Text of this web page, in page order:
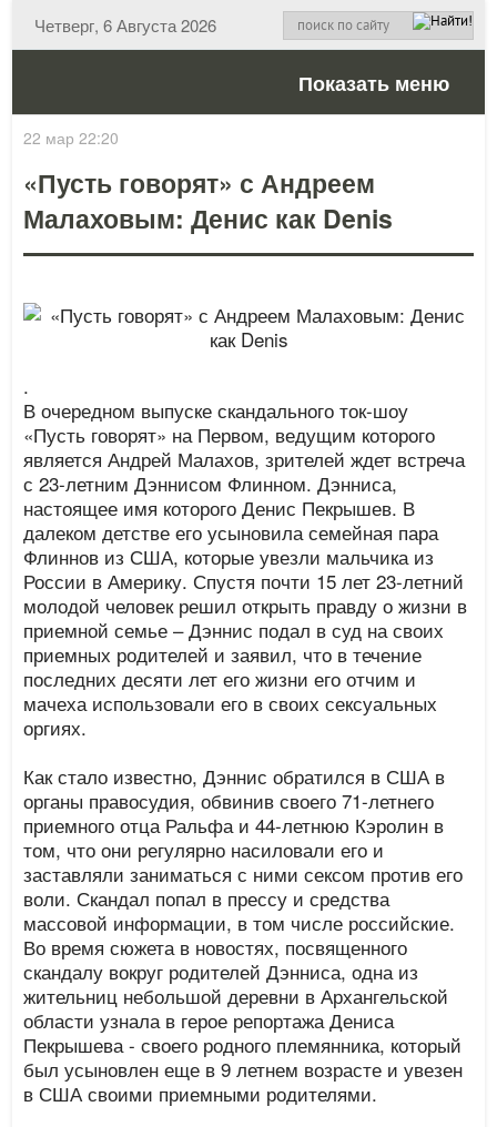
Четверг, 6 Августа 2026
Показать меню
22 мар 22:20
«Пусть говорят» с Андреем
Малаховым: Денис как Denis
.
В очередном выпуске скандального ток-шоу
«Пусть говорят» на Первом, ведущим которого
является Андрей Малахов, зрителей ждет встреча
с 23-летним Дэннисом Флинном. Дэнниса,
настоящее имя которого Денис Пекрышев. В
далеком детстве его усыновила семейная пара
Флиннов из США, которые увезли мальчика из
России в Америку. Спустя почти 15 лет 23-летний
молодой человек решил открыть правду о жизни в
приемной семье – Дэннис подал в суд на своих
приемных родителей и заявил, что в течение
последних десяти лет его жизни его отчим и
мачеха использовали его в своих сексуальных
оргиях.
Как стало известно, Дэннис обратился в США в
органы правосудия, обвинив своего 71-летнего
приемного отца Ральфа и 44-летнюю Кэролин в
том, что они регулярно насиловали его и
заставляли заниматься с ними сексом против его
воли. Скандал попал в прессу и средства
массовой информации, в том числе российские.
Во время сюжета в новостях, посвященного
скандалу вокруг родителей Дэнниса, одна из
жительниц небольшой деревни в Архангельской
области узнала в герое репортажа Дениса
Пекрышева - своего родного племянника, который
был усыновлен еще в 9 летнем возрасте и увезен
в США своими приемными родителями.